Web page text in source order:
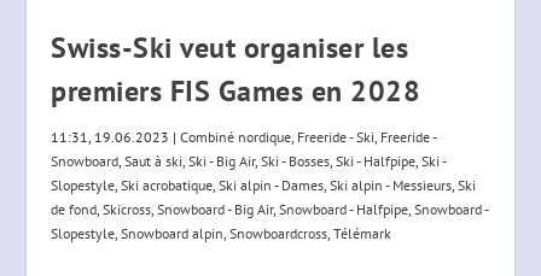
Swiss-Ski veut organiser les
premiers FIS Games en 2028
11:31, 19.06.2023 |Combiné nordique, Freeride - Ski, Freeride -
Snowboard,Saut à ski,Ski - Big Air,Ski - Bosses,Ski - Halfpipe,Ski -
Slopestyle,Ski acrobatique,Ski alpin - Dames,Ski alpin - Messieurs,Ski
de fond,Skicross,Snowboard - Big Air,Snowboard - Halfpipe,Snowboard -
Slopestyle,Snowboard alpin,Snowboardcross,Télémark